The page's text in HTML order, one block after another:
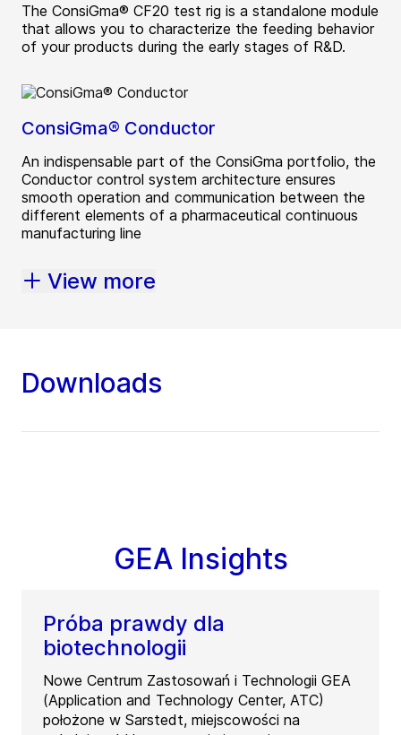
The ConsiGma® CF20 test rig is a standalone module
that allows you to characterize the feeding behavior
of your products during the early stages of R&D.
ConsiGma® Conductor
An indispensable part of the ConsiGma portfolio, the
Conductor control system architecture ensures
smooth operation and communication between the
different elements of a pharmaceutical continuous
manufacturing line
View more
Downloads
GEA Insights
Próba prawdy dla
biotechnologii
Nowe Centrum Zastosowań i Technologii GEA
(Application and Technology Center, ATC)
położone w Sarstedt, miejscowości na